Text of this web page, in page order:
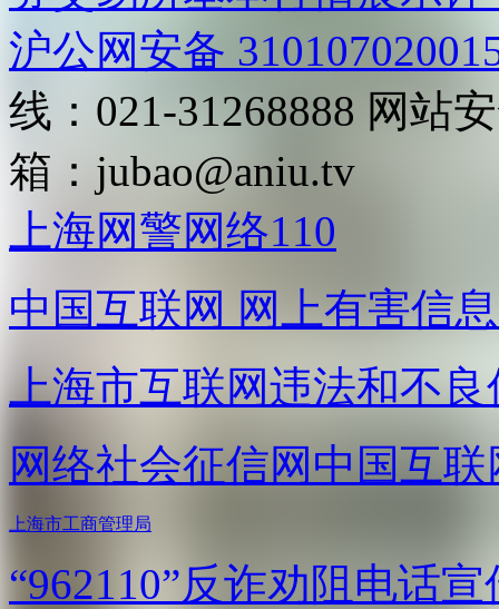
沪公网安备
线：021-31268888 网站
箱： jubao@aniu.tv
上海网警网络110
中国互联网 网上有害信
上海市互联网违法和不
网络社会征信网 中国互
上海市工商管理局
“962110”反诈劝阻电话宣